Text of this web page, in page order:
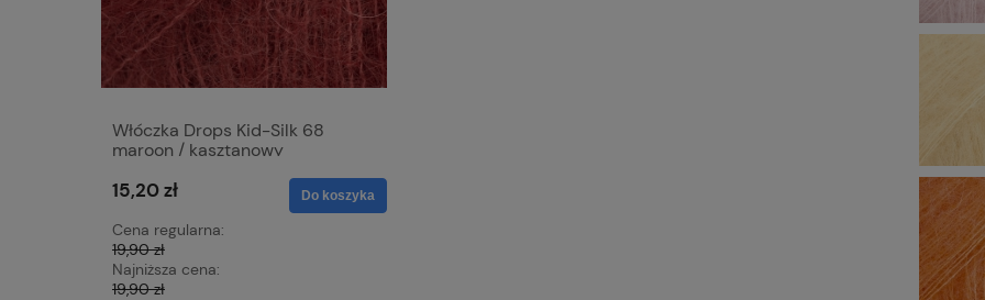
Włóczka Drops Kid-Silk 68
maroon / kasztanowy
15,20 zł
Cena regularna:
19,90 zł
Najniższa cena:
19,90 zł
Do koszyka Do koszyka